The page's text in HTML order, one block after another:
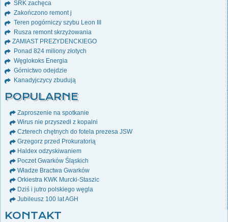
SRK zachęca
Zakończono remont j
Teren pogórniczy szybu Leon III
Rusza remont skrzyżowania
ZAMIAST PREZYDENCKIEGO
Ponad 824 miliony złotych
Węglokoks Energia
Górnictwo odejdzie
Kanadyjczycy zbudują
POPULARNE
Zaproszenie na spotkanie
Wirus nie przyszedł z kopalni
Czterech chętnych do fotela prezesa JSW
Grzegorz przed Prokuratorią
Haldex odzyskiwaniem
Poczet Gwarków Śląskich
Władze Bractwa Gwarków
Orkiestra KWK Murcki-Staszic
Dziś i jutro polskiego węgla
Jubileusz 100 lat AGH
KONTAKT